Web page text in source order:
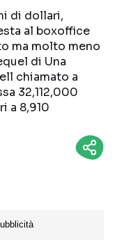
di dollari,
al boxoffice
ma molto meno
di Una
chiamato a
32,112,000
a 8,910